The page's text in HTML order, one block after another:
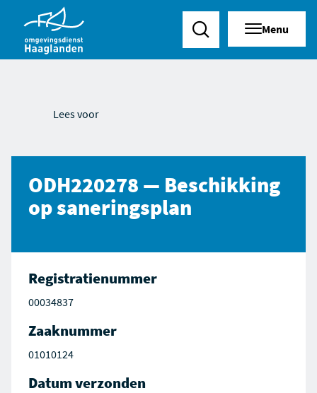
Zoeken Menu
Lees voor
ODH220278 — Beschikking
op saneringsplan
Registratienummer
00034837
Zaaknummer
01010124
Datum verzonden